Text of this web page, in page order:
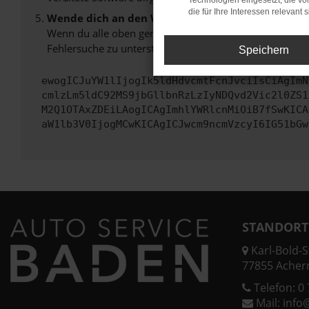
Wende dich an den Webseitenbetreiber.
Wenn du alle oben genannten Schritte versucht hast,
Fehlersuche zu unterstützen:
Karl-Bold-
77855
Telefon: 0
Mail:
die für Ihre Interessen relevant
Speichern